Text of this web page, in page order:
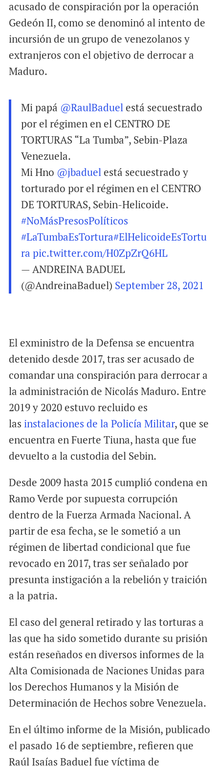
acusado de conspiración por la operación
Gedeón II, como se denominó al intento de
incursión de un grupo de venezolanos y
extranjeros con el objetivo de derrocar a
Maduro.
Mi papá @RaulBaduelestá secuestrado
por el régimen en el CENTRO DE
TORTURAS “La Tumba”, Sebin-Plaza
Venezuela.
Mi Hno @jbaduelestá secuestrado y
torturado por el régimen en el CENTRO
DE TORTURAS, Sebin-Helicoide.
#NoMásPresosPolíticos
#LaTumbaEsTortura#ElHelicoideEsTortu
ra pic.twitter.com/H0ZpZrQ6HL
— ANDREINA BADUEL
(@AndreinaBaduel) September 28, 2021
El exministro de la Defensa se encuentra
detenido desde 2017, tras ser acusado de
comandar una conspiración para derrocar a
la administración de Nicolás Maduro. Entre
2019 y 2020 estuvo recluido es
las instalaciones de la Policía Militar, que se
encuentra en Fuerte Tiuna, hasta que fue
devuelto a la custodia del Sebin.
Desde 2009 hasta 2015 cumplió condena en
Ramo Verde por supuesta corrupción
dentro de la Fuerza Armada Nacional. A
partir de esa fecha, se le sometió a un
régimen de libertad condicional que fue
revocado en 2017, tras ser señalado por
presunta instigación a la rebelión y traición
a la patria.
El caso del general retirado y las torturas a
las que ha sido sometido durante su prisión
están reseñados en diversos informes de la
Alta Comisionada de Naciones Unidas para
los Derechos Humanos y la Misión de
Determinación de Hechos sobre Venezuela.
En el último informe de la Misión, publicado
el pasado 16 de septiembre, refieren que
Raúl Isaías Baduel fue víctima de